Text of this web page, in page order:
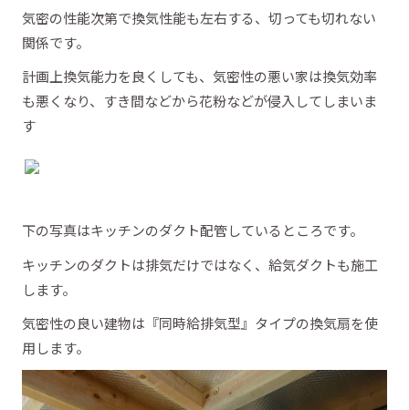
気密の性能次第で換気性能も左右する、切っても切れない
関係です。
計画上換気能力を良くしても、気密性の悪い家は換気効率
も悪くなり、すき間などから花粉などが侵入してしまいま
す
下の写真はキッチンのダクト配管しているところです。
キッチンのダクトは排気だけではなく、給気ダクトも施工
します。
気密性の良い建物は『同時給排気型』タイプの換気扇を使
用します。